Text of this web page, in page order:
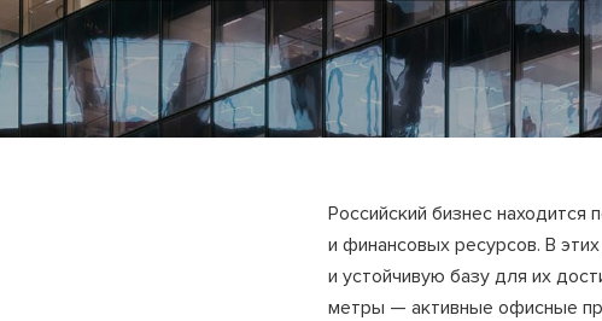
Российский бизнес
и финансовых ресурсов. В
и устойчивую базу для их
метры — активные офисные